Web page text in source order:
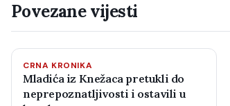
Povezane vijesti
CRNA KRONIKA
Mladića iz Knežaca pretukli do
neprepoznatljivosti i ostavili u